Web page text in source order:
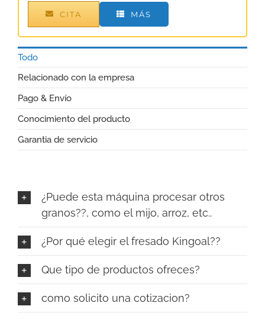
CITA MÁS
Todo
Relacionado con la empresa
Pago & Envío
Conocimiento del producto
Garantia de servicio
¿Puede esta máquina procesar otros
granos??, como el mijo, arroz, etc..
¿Por qué elegir el fresado Kingoal??
Que tipo de productos ofreces?
como solicito una cotizacion?